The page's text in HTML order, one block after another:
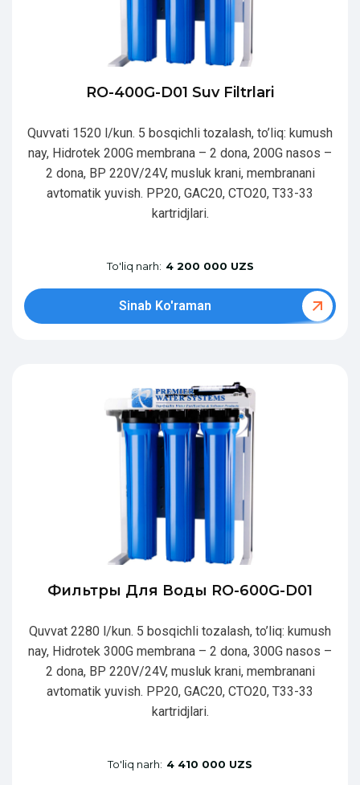
RO-400G-D01 Suv Filtrlari
Quvvati 1520 l/kun. 5 bosqichli tozalash, to’liq: kumush
nay, Hidrotek 200G membrana – 2 dona, 200G nasos –
2 dona, BP 220V/24V, musluk krani, membranani
avtomatik yuvish. PP20, GAC20, CTO20, T33-33
kartridjlari.
To'liq narh: 4 200 000 UZS
Sinab Ko'raman
Фильтры Для Воды RO-600G-D01
Quvvat 2280 l/kun. 5 bosqichli tozalash, to’liq: kumush
nay, Hidrotek 300G membrana – 2 dona, 300G nasos –
2 dona, BP 220V/24V, musluk krani, membranani
avtomatik yuvish. PP20, GAC20, CTO20, T33-33
kartridjlari.
To'liq narh: 4 410 000 UZS